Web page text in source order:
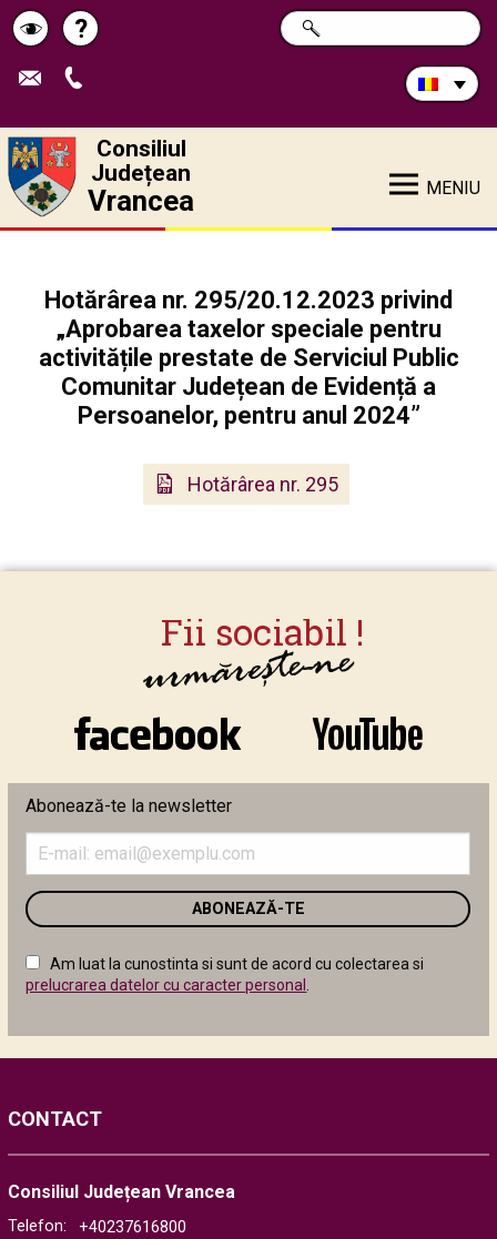
Schimbă
contrastul
Pagina
de
?
Caută
în
CAUTĂ
Consiliul
Județean
Vrancea MENIU
Hotărârea nr. 295/20.12.2023 privind
„Aprobarea taxelor speciale pentru
activitățile prestate de Serviciul Public
Comunitar Județean de Evidență a
Persoanelor, pentru anul 2024”
Hotărârea nr. 295
Abonează-te la newsletter
adresa
email
în
următor
Am luat la cunostinta si sunt de acord cu colectarea si
prelucrarea datelor cu caracter personal .
CONTACT
Consiliul Județean Vrancea
Telefon: +40237616800